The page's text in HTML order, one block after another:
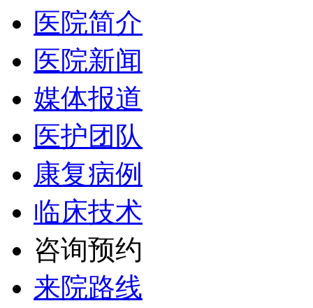
医院简介
医院新闻
媒体报道
医护团队
康复病例
临床技术
咨询预约
来院路线